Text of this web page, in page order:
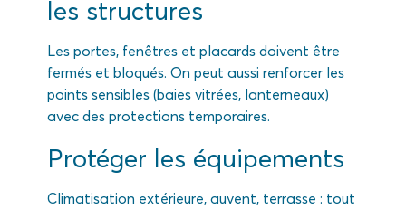
les structures
Les portes, fenêtres et placards doivent être
fermés et bloqués. On peut aussi renforcer les
points sensibles (baies vitrées, lanterneaux)
avec des protections temporaires.
Protéger les équipements
Climatisation extérieure, auvent, terrasse : tout